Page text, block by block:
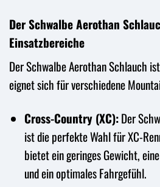
Der Schwalbe Aerothan
Einsatzbereiche
Der Schwalbe Aerothan Schlauch
eignet sich für verschiedene
Cross-Country (XC):Der
ist die perfekte Wahl für XC-
bietet ein geringes Gewicht,
und ein optimales Fahrgefühl.